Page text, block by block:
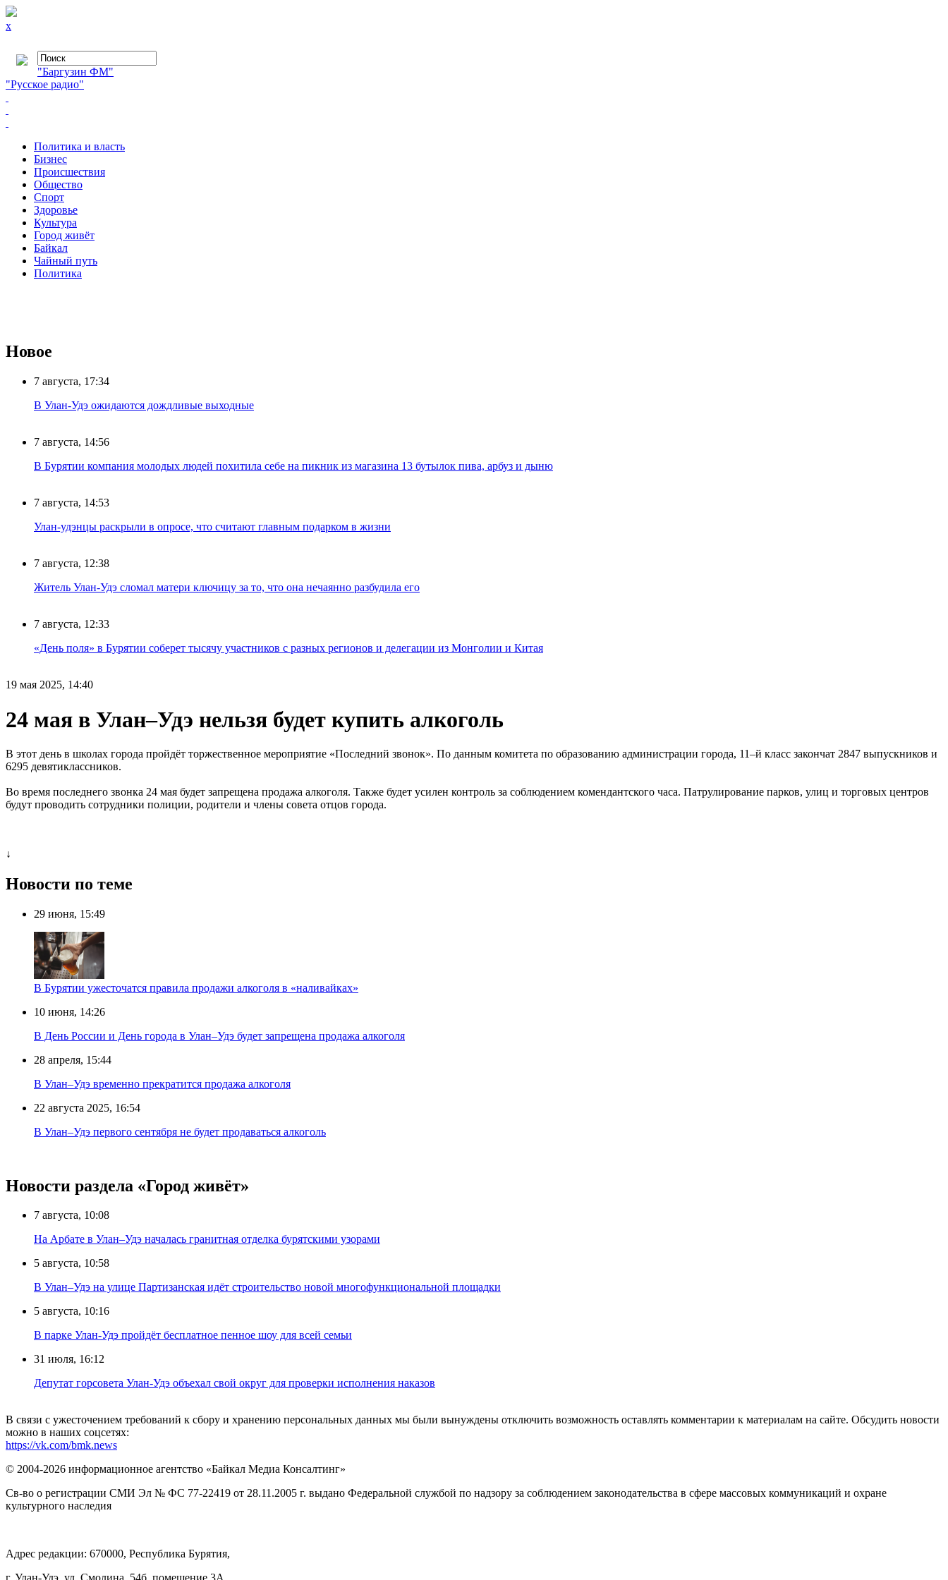
x
"Баргузин ФМ"
"Русское радио"
Политика и власть
Бизнес
Происшествия
Общество
Cпорт
Здоровье
Культура
Город живёт
Байкал
Чайный путь
Политика
Новое
7 августа, 17:34
В Улан-Удэ ожидаются дождливые выходные
7 августа, 14:56
В Бурятии компания молодых людей похитила себе на пикник из магазина 13 бутылок пива, арбуз и дыню
7 августа, 14:53
Улан-удэнцы раскрыли в опросе, что считают главным подарком в жизни
7 августа, 12:38
Житель Улан-Удэ сломал матери ключицу за то, что она нечаянно разбудила его
7 августа, 12:33
«День поля» в Бурятии соберет тысячу участников с разных регионов и делегации из Монголии и Китая
19 мая 2025, 14:40
24 мая в Улан–Удэ нельзя будет купить алкоголь
В этот день в школах города пройдёт торжественное мероприятие «Последний звонок». По данным комитета по образованию администрации города, 11–й класс закончат 2847 выпускников и
6295 девятиклассников.
Во время последнего звонка 24 мая будет запрещена продажа алкоголя. Также будет усилен контроль за соблюдением комендантского часа. Патрулирование парков, улиц и торговых центров
будут проводить сотрудники полиции, родители и члены совета отцов города.
↓
Новости по теме
29 июня, 15:49
В Бурятии ужесточатся правила продажи алкоголя в «наливайках»
10 июня, 14:26
В День России и День города в Улан–Удэ будет запрещена продажа алкоголя
28 апреля, 15:44
В Улан–Удэ временно прекратится продажа алкоголя
22 августа 2025, 16:54
В Улан–Удэ первого сентября не будет продаваться алкоголь
Новости раздела «Город живёт»
7 августа, 10:08
На Арбате в Улан–Удэ началась гранитная отделка бурятскими узорами
5 августа, 10:58
В Улан–Удэ на улице Партизанская идёт строительство новой многофункциональной площадки
5 августа, 10:16
В парке Улан-Удэ пройдёт бесплатное пенное шоу для всей семьи
31 июля, 16:12
Депутат горсовета Улан-Удэ объехал свой округ для проверки исполнения наказов
В связи с ужесточением требований к сбору и хранению персональных данных мы были вынуждены отключить возможность оставлять комментарии к материалам на сайте. Обсудить новости
можно в наших соцсетях:
https://vk.com/bmk.news
© 2004-2026 информационное агентство «Байкал Медиа Консалтинг»
Св-во о регистрации СМИ Эл № ФС 77-22419 от 28.11.2005 г. выдано Федеральной службой по надзору за соблюдением законодательства в сфере массовых коммуникаций и охране
культурного наследия
Адрес редакции: 670000, Республика Бурятия,